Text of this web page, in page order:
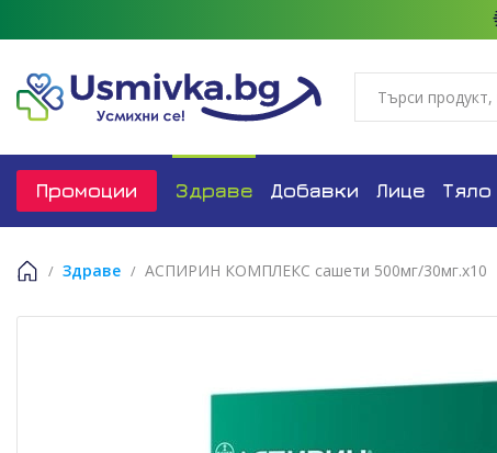
Промоции Здраве Добавки Лице Тяло
Здраве АСПИРИН КОМПЛЕКС сашети 500мг/30мг.х10